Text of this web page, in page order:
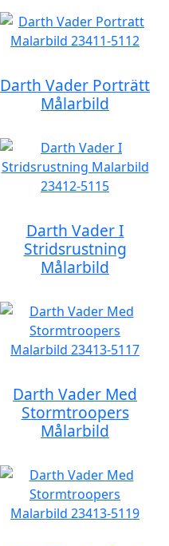
Darth Vader Porträtt
Målarbild
Darth Vader I
Stridsrustning
Målarbild
Darth Vader Med
Stormtroopers
Målarbild